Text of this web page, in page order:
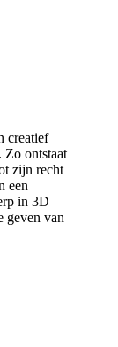
creatief
Zo ontstaat
zijn recht
een
in 3D
geven van